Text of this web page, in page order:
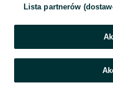
Lista partnerów